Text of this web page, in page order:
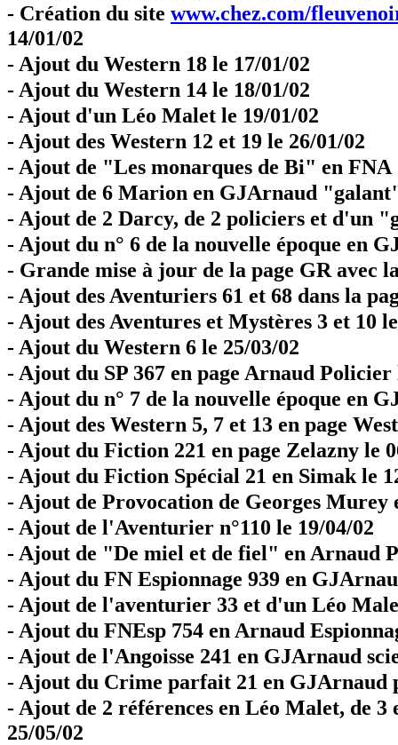
- Création du site www.chez.com/
14/01/02
- Ajout du Western 18 le 17/01/02
- Ajout du Western 14 le 18/01/02
- Ajout d'un Léo Malet le 19/01/02
- Ajout des Western 12 et 19 le 26/01/02
- Ajout de "Les monarques de Bi" en FNA
- Ajout de 6 Marion en GJArnaud
- Ajout de 2 Darcy, de 2 policiers et d'un
- Ajout du n° 6 de la nouvelle époque en
- Grande mise à jour de la page GR avec
- Ajout des Aventuriers 61 et 68 dans la
- Ajout des Aventures et Mystères 3 et 10
- Ajout du Western 6 le 25/03/02
- Ajout du SP 367 en page Arnaud Policier
- Ajout du n° 7 de la nouvelle époque en
- Ajout des Western 5, 7 et 13 en page
- Ajout du Fiction 221 en page Zelazny le
- Ajout du Fiction Spécial 21 en Simak le
- Ajout de Provocation de Georges Murey
- Ajout de l'Aventurier n°110 le 19/04/02
- Ajout de "De miel et de fiel" en Arnaud
- Ajout du FN Espionnage 939 en
- Ajout de l'aventurier 33 et d'un Léo
- Ajout du FNEsp 754 en Arnaud
- Ajout de l'Angoisse 241 en GJArnaud
- Ajout du Crime parfait 21 en GJArnaud
- Ajout de 2 références en Léo Malet, de 3
25/05/02